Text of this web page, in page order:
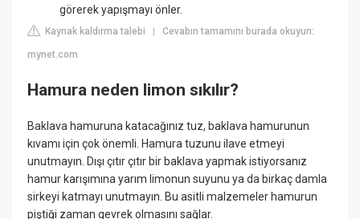
görerek yapışmayı önler.
Kaynak kaldırma talebi |Cevabın tamamını burada okuyun:
mynet.com
Hamura neden limon sıkılır?
Baklava hamuruna katacağınız tuz, baklava hamurunun
kıvamı için çok önemli. Hamura tuzunu ilave etmeyi
unutmayın. Dışı çıtır çıtır bir baklava yapmak istiyorsanız
hamur karışımına yarım limonun suyunu ya da birkaç damla
sirkeyi katmayı unutmayın. Bu asitli malzemeler hamurun
piştiği zaman gevrek olmasını sağlar.